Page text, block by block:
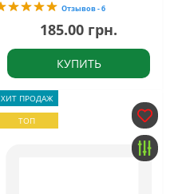
Отзывов - 6
185.00 грн.
КУПИТЬ
ХИТ ПРОДАЖ
ТОП